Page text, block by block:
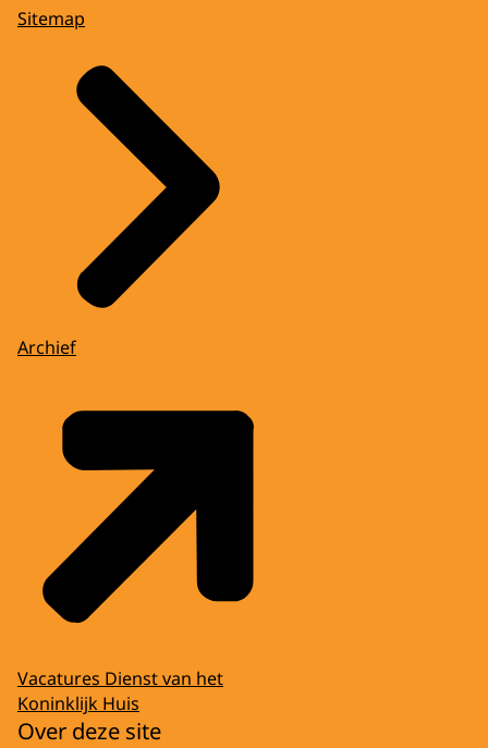
Sitemap
Archief
Vacatures Dienst van het
Koninklijk Huis
Over deze site